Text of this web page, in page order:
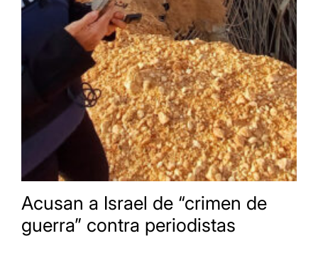
Acusan a Israel de “crimen de
guerra” contra periodistas